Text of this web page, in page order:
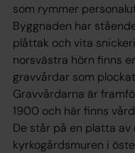
som rymmer
Byggnaden har
plåttak och vita
norsvästra hörn finns
gravvårdar som
Gravvårdarna är
1900 och här finns
De står på en platta
kyrkogårdsmuren i